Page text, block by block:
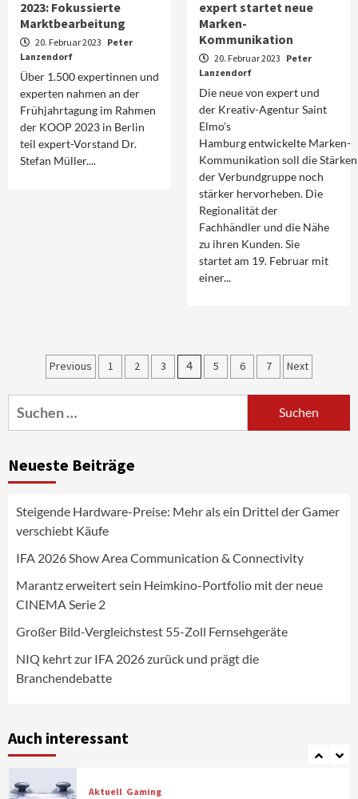
2023: Fokussierte
Marktbearbeitung
20. Februar 2023 Peter
Lanzendorf
Über 1.500 expertinnen und
experten nahmen an der
Frühjahrtagung im Rahmen
der KOOP 2023 in Berlin
teil expert-Vorstand Dr.
Stefan Müller....
expert startet neue
Marken-
Kommunikation
20. Februar 2023 Peter
Lanzendorf
Die neue von expert und
der Kreativ-Agentur Saint
Elmo’s
Hamburg entwickelte Marken-
Kommunikation soll die Stärken
der Verbundgruppe noch
stärker hervorheben. Die
Regionalität der
Fachhändler und die Nähe
zu ihren Kunden. Sie
startet am 19. Februar mit
einer...
Seitennummerierung
der
Beiträge
Previous 1 2 3 4 5 6 7 Next
Suchen
nach:
Neueste Beiträge
Steigende Hardware-Preise: Mehr als ein Drittel der Gamer
verschiebt Käufe
IFA 2026 Show Area Communication & Connectivity
Marantz erweitert sein Heimkino-Portfolio mit der neue
CINEMA Serie 2
Großer Bild-Vergleichstest 55-Zoll Fernsehgeräte
NIQ kehrt zur IFA 2026 zurück und prägt die
Branchendebatte
Auch interessant
Marantz erweitert sein Heimkino-
Portfolio mit der neue CINEMA Serie 2
4
News aus dem Internet
Fernsehgeräte
5
NIQ kehrt zur IFA 2026 zurück und prägt
die Branchendebatte
6
Aktuell
CHERRY baut Vertriebsteam in
7
Klimageräte und Ventilatoren
Aktuell Gaming